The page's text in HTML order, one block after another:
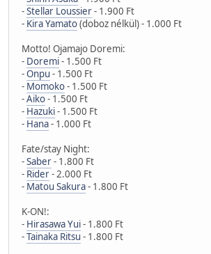
-Stellar Loussier- 1.900 Ft
- Kira Yamato(doboz nélkül) - 1.000 Ft
Motto! Ojamajo Doremi:
- Doremi- 1.500 Ft
-Onpu - 1.500 Ft
- Momoko- 1.500 Ft
-Aiko- 1.500 Ft
- Hazuki- 1.500 Ft
- Hana- 1.000 Ft
Fate/stay Night:
-Saber- 1.800 Ft
- Rider- 2.000 Ft
- Matou Sakura- 1.800 Ft
K-ON!:
- Hirasawa Yui- 1.800 Ft
-Tainaka Ritsu - 1.800 Ft